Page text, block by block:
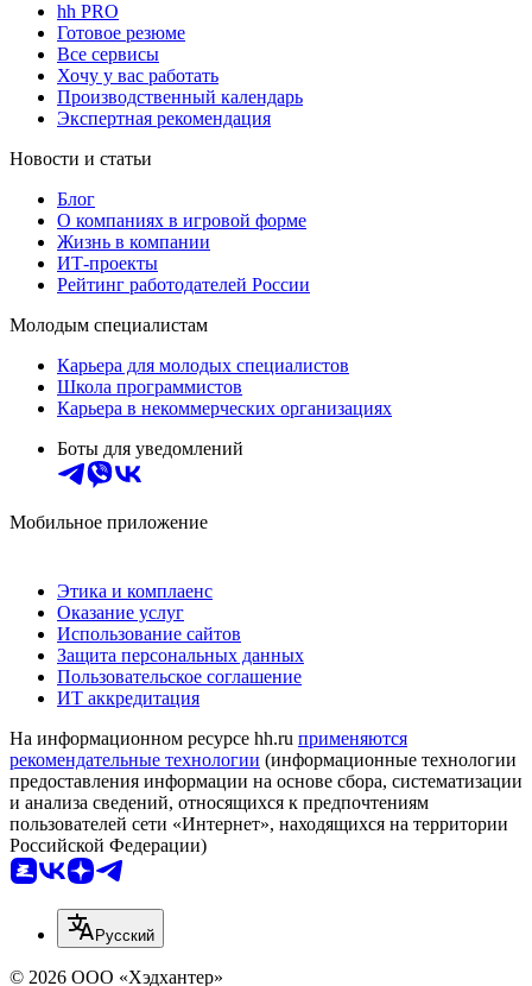
hh PRO
Готовое резюме
Все сервисы
Хочу у вас работать
Производственный календарь
Экспертная рекомендация
Новости и статьи
Блог
О компаниях в игровой форме
Жизнь в компании
ИТ-проекты
Рейтинг работодателей России
Молодым специалистам
Карьера для молодых специалистов
Школа программистов
Карьера в некоммерческих организациях
Боты для уведомлений
Мобильное приложение
Этика и комплаенс
Оказание услуг
Использование сайтов
Защита персональных данных
Пользовательское соглашение
ИТ аккредитация
На информационном ресурсе hh.ru применяются
рекомендательные технологии (информационные технологии
предоставления информации на основе сбора, систематизации
и анализа сведений, относящихся к предпочтениям
пользователей сети «Интернет», находящихся на территории
Российской Федерации)
Русский
© 2026 ООО «Хэдхантер»